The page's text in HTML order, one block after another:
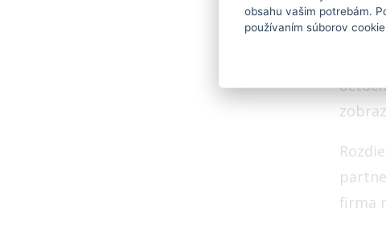
firma
obsahu vašim potrebám.
používaním súborov